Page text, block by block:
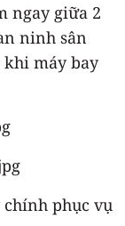
ngay giữa 2
ninh sân
khi máy bay
chính phục vụ